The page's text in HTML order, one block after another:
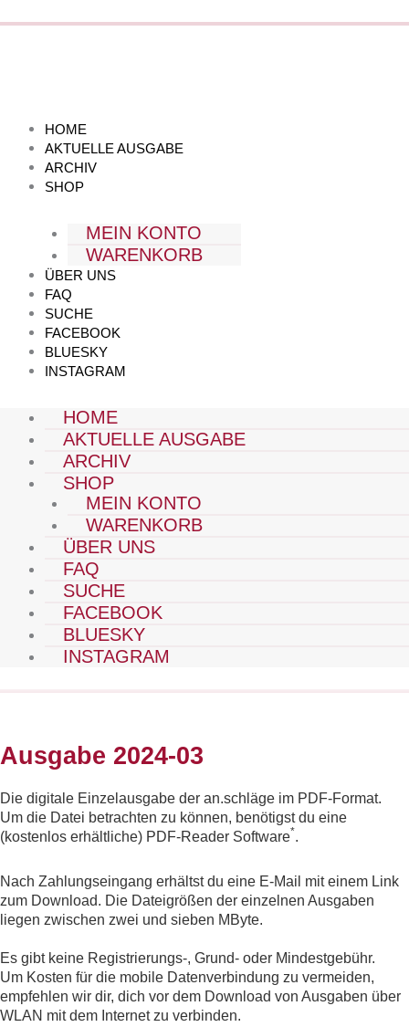
HOME
AKTUELLE AUSGABE
ARCHIV
SHOP
MEIN KONTO
WARENKORB
ÜBER UNS
FAQ
SUCHE
FACEBOOK
BLUESKY
INSTAGRAM
HOME
AKTUELLE AUSGABE
ARCHIV
SHOP
MEIN KONTO
WARENKORB
ÜBER UNS
FAQ
SUCHE
FACEBOOK
BLUESKY
INSTAGRAM
Ausgabe 2024-03
Die digitale Einzelausgabe der an.schläge im PDF-Format.
Um die Datei betrachten zu können, benötigst du eine
(kostenlos erhältliche) PDF-Reader Software*
Nach Zahlungseingang erhältst du eine E-Mail mit einem Link
zum Download. Die Dateigrößen der einzelnen Ausgaben
liegen zwischen zwei und sieben MByte.
Es gibt keine Registrierungs-, Grund- oder Mindestgebühr.
Um Kosten für die mobile Datenverbindung zu vermeiden,
empfehlen wir dir, dich vor dem Download von Ausgaben über
WLAN mit dem Internet zu verbinden.